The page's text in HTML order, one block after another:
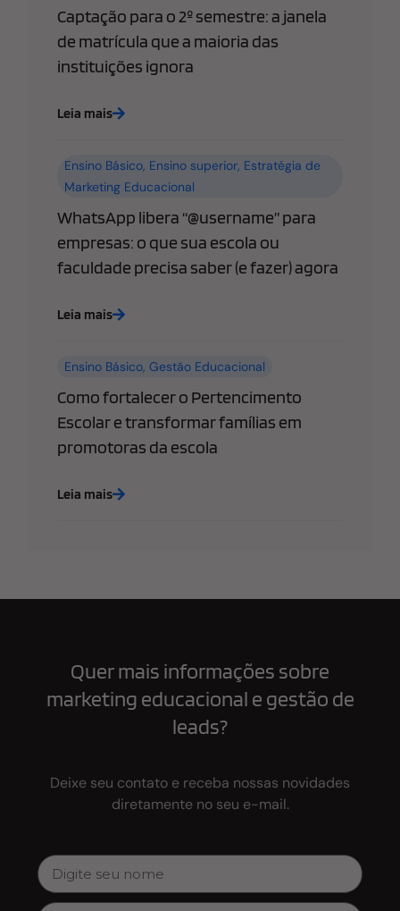
Captação para o 2º semestre: a janela
de matrícula que a maioria das
instituições ignora
Leia mais
Ensino Básico, Ensino superior, Estratégia de
Marketing Educacional
WhatsApp libera “@username” para
empresas: o que sua escola ou
faculdade precisa saber (e fazer) agora
Leia mais
Ensino Básico,Gestão Educacional
Como fortalecer o Pertencimento
Escolar e transformar famílias em
promotoras da escola
Leia mais
Quer mais informações sobre
marketing educacional e gestão de
leads?
Deixe seu contato e receba nossas novidades
diretamente no seu e-mail.